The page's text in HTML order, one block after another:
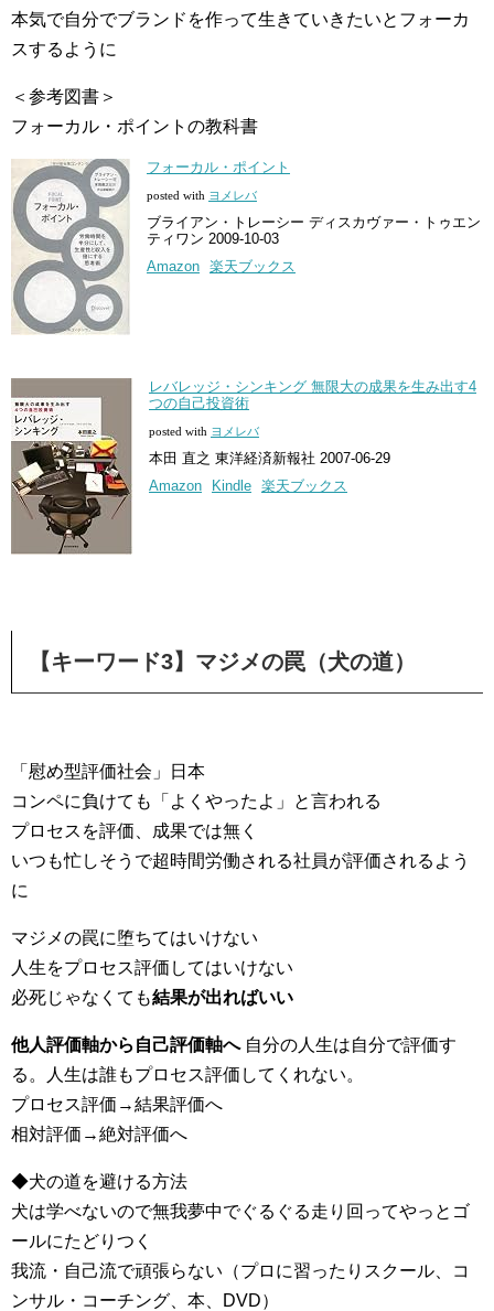
本気で自分でブランドを作って生きていきたいとフォーカ
スするように
＜参考図書＞
フォーカル・ポイントの教科書
フォーカル・ポイント
posted with ヨメレバ
ブライアン・トレーシー ディスカヴァー・トゥエン
ティワン 2009-10-03
Amazon 楽天ブックス
レバレッジ・シンキング 無限大の成果を生み出す4
つの自己投資術
posted with ヨメレバ
本田 直之 東洋経済新報社 2007-06-29
Amazon
Kindle 楽天ブックス
【キーワード3】マジメの罠（犬の道）
「慰め型評価社会」日本
コンペに負けても「よくやったよ」と言われる
プロセスを評価、成果では無く
いつも忙しそうで超時間労働される社員が評価されるよう
に
マジメの罠に堕ちてはいけない
人生をプロセス評価してはいけない
必死じゃなくても結果が出ればいい
他人評価軸から自己評価軸へ自分の人生は自分で評価す
る。人生は誰もプロセス評価してくれない。
プロセス評価→結果評価へ
相対評価→絶対評価へ
◆犬の道を避ける方法
犬は学べないので無我夢中でぐるぐる走り回ってやっとゴ
ールにたどりつく
我流・自己流で頑張らない（プロに習ったりスクール、コ
ンサル・コーチング、本、DVD）